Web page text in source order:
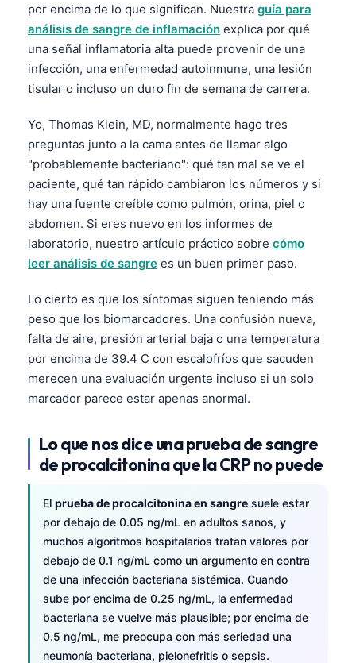
por encima de lo que significan. Nuestra guía para
análisis de sangre de inflamación explica por qué
una señal inflamatoria alta puede provenir de una
infección, una enfermedad autoinmune, una lesión
tisular o incluso un duro fin de semana de carrera.
Yo, Thomas Klein, MD, normalmente hago tres
preguntas junto a la cama antes de llamar algo
"probablemente bacteriano": qué tan mal se ve el
paciente, qué tan rápido cambiaron los números y si
hay una fuente creíble como pulmón, orina, piel o
abdomen. Si eres nuevo en los informes de
laboratorio, nuestro artículo práctico sobre cómo
leer análisis de sangre es un buen primer paso.
Lo cierto es que los síntomas siguen teniendo más
peso que los biomarcadores. Una confusión nueva,
falta de aire, presión arterial baja o una temperatura
por encima de 39.4 C con escalofríos que sacuden
merecen una evaluación urgente incluso si un solo
marcador parece estar apenas anormal.
Lo que nos dice una prueba de sangre
de procalcitonina que la CRP no puede
El prueba de procalcitonina en sangre suele estar
por debajo de 0.05 ng/mL en adultos sanos, y
muchos algoritmos hospitalarios tratan valores por
debajo de 0.1 ng/mL como un argumento en contra
de una infección bacteriana sistémica. Cuando
sube por encima de 0.25 ng/mL, la enfermedad
bacteriana se vuelve más plausible; por encima de
0.5 ng/mL, me preocupa con más seriedad una
neumonía bacteriana, pielonefritis o sepsis.